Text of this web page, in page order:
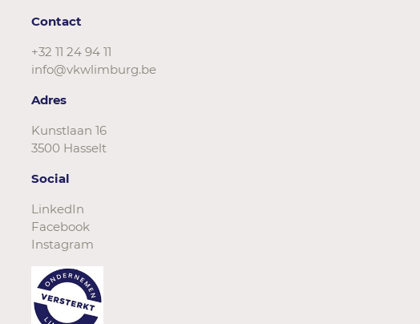
Contact
+32 11 24 94 11
info@vkwlimburg.be
Adres
Kunstlaan 16
3500 Hasselt
Social
LinkedIn
Facebook
Instagram